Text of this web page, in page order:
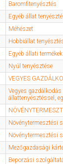
Baromfitenyésztés
Egyéb állat
Méhészet
Hobbiállat
Egyéb állati
Nyúl tenyésztése
VEGYES
Vegyes
állattenyésztéssel,
Növénytermesztési
Növénytermesztési
Mezőgazdasági
Beporzási